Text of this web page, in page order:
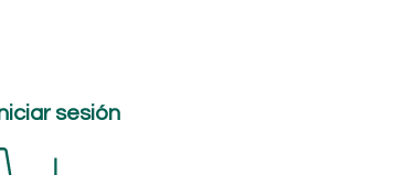
sesión